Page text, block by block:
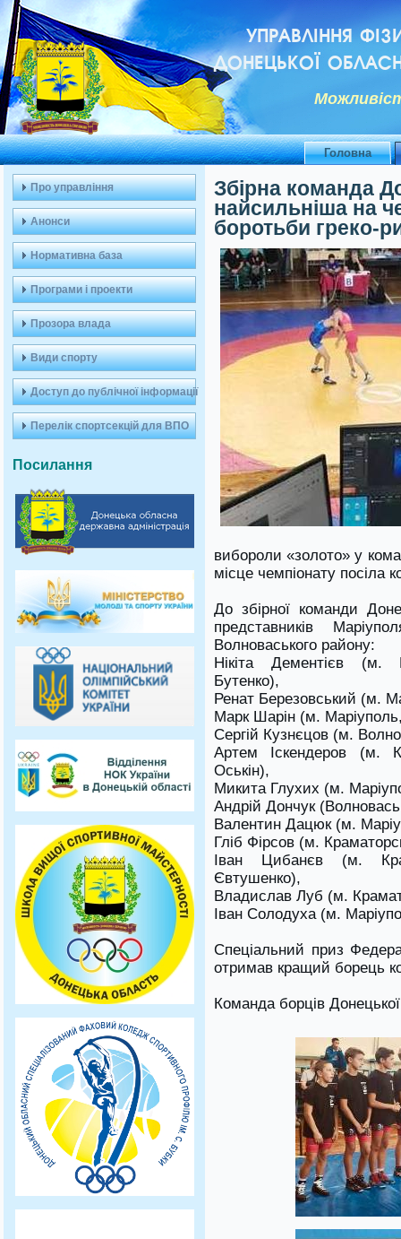
УПРАВЛІННЯ
ДОНЕЦЬКОЇ
Головна
Про управління
Анонси
Нормативна база
Програми і проекти
Прозора влада
Види спорту
Доступ до публічної інформації
Перелік спортсекцій для ВПО
Посилання
Збірна команда
найсильніша на
боротьби греко-
вибороли «золото» у
місце чемпіонату посіла
До збірної команди
представників
Волноваського району:
Нікіта Дементієв (м.
Бутенко),
Ренат Березовський (м.
Марк Шарін (м.
Сергій Кузнєцов (м.
Артем Іскендеров (м.
Оськін),
Микита Глухих (м.
Андрій Дончук
Валентин Дацюк (м.
Гліб Фірсов (м.
Іван Цибанєв (м.
Євтушенко),
Владислав Луб (м.
Іван Солодуха (м.
Спеціальний приз
отримав кращий борець
Команда борців